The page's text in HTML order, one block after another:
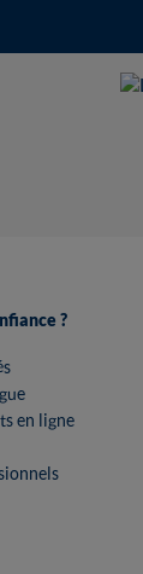
?
en ligne